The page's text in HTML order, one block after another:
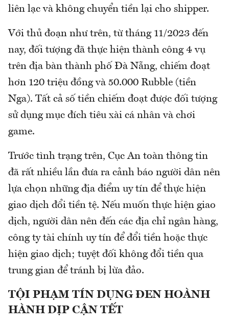
liên lạc và không chuyển tiền lại cho shipper.
Với thủ đoạn như trên, từ tháng 11/2023 đến
nay, đối tượng đã thực hiện thành công 4 vụ
trên địa bàn thành phố Đà Nẵng, chiếm đoạt
hơn 120 triệu đồng và 50.000 Rubble (tiền
Nga). Tất cả số tiền chiếm đoạt được đối tượng
sử dụng mục đích tiêu xài cá nhân và chơi
game.
Trước tình trạng trên, Cục An toàn thông tin
đã rất nhiều lần đưa ra cảnh báo người dân nên
lựa chọn những địa điểm uy tín để thực hiện
giao dịch đổi tiền tệ. Nếu muốn thực hiện giao
dịch, người dân nên đến các địa chỉ ngân hàng,
công ty tài chính uy tín để đổi tiền hoặc thực
hiện giao dịch; tuyệt đối không đổi tiền qua
trung gian để tránh bị lừa đảo.
TỘI PHẠM TÍN DỤNG ĐEN HOÀNH
HÀNH DỊP CẬN TẾT